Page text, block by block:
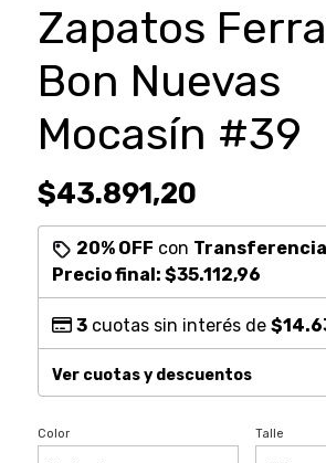
Zapatos
Bon Nuevas
Mocasín #39
$43.891,20
20% OFF con Transferencia
Precio final: $35.112,96
3cuotas sin interés de
Ver cuotas y descuentos
Color Talle